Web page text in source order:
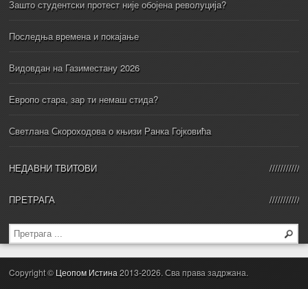
Зашто студентски протест није обојена револуција?
Последња времена и покајање
Видовдан на Газиместану 2026
Европо стара, зар ти немаш стида?
Светлана Скороходова о књизи Ранка Гојковића
НЕДАВНИ ТВИТОВИ
ПРЕТРАГА
Copyright © Цеопом Истина2013-2026. Сва права задржана.